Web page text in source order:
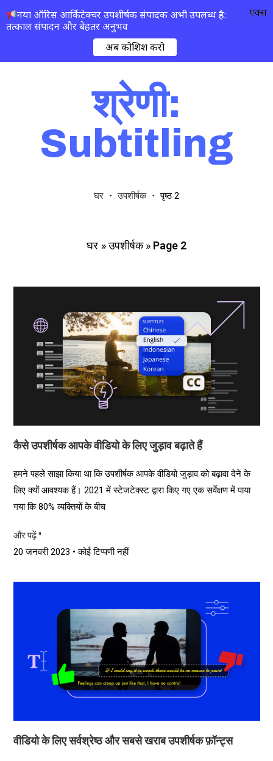
श्रेणी:
Subtitling
घर ・उपशीर्षक・पृष्ठ 2
घर »उपशीर्षक » Page 2
कैसे उपशीर्षक आपके वीडियो के लिए जुड़ाव बढ़ाते हैं
हमने पहले साझा किया था कि उपशीर्षक आपके वीडियो जुड़ाव को बढ़ावा देने के
लिए क्यों आवश्यक हैं। 2021 में स्टेजटेक्स्ट द्वारा किए गए एक सर्वेक्षण में पाया
गया कि 80% व्यक्तियों के बीच
और पढ़ें "
20 जनवरी 2023 कोई टिप्पणी नहीं
वीडियो के लिए सर्वश्रेष्ठ और सबसे खराब उपशीर्षक फ़ॉन्ट्स
नया ऑरिस आर्किटेक्चर उपशीर्षक संपादक अभी उपलब्ध है:
तत्काल संपादन और बेहतर अनुभव
अब कोशिश करो
एक्स